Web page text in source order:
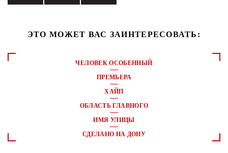
ЭТО МОЖЕТ ВАС ЗАИНТЕРЕСОВАТЬ:
ЧЕЛОВЕК ОСОБЕННЫЙ
ПРЕМЬЕРА
ХАЙП
ОБЛАСТЬ ГЛАВНОГО
ИМЯ УЛИЦЫ
СДЕЛАНО НА ДОНУ